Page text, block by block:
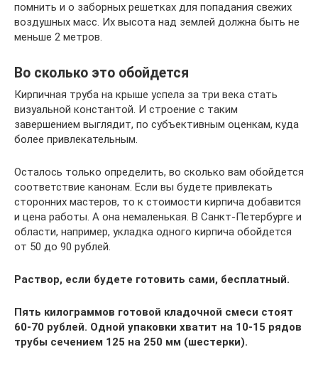
помнить и о заборных решетках для попадания свежих
воздушных масс. Их высота над землей должна быть не
меньше 2 метров.
Во сколько это обойдется
Кирпичная труба на крыше успела за три века стать
визуальной константой. И строение с таким
завершением выглядит, по субъективным оценкам, куда
более привлекательным.
Осталось только определить, во сколько вам обойдется
соответствие канонам. Если вы будете привлекать
сторонних мастеров, то к стоимости кирпича добавится
и цена работы. А она немаленькая. В Санкт-Петербурге и
области, например, укладка одного кирпича обойдется
от 50 до 90 рублей.
Раствор, если будете готовить сами, бесплатный.
Пять килограммов готовой кладочной смеси стоят
60-70 рублей. Одной упаковки хватит на 10-15 рядов
трубы сечением 125 на 250 мм (шестерки).